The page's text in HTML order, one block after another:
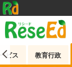
ビス 教育行政